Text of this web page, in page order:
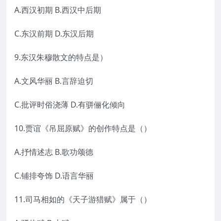
A.西汉初期 B.西汉中后期
C.东汉前期 D.东汉后期
9.东汉朱穆散文的特点是）
A.文风华丽 B.言辞迫切
C.批评时俗浇薄 D.有骈俪化倾向
10.贾谊《吊屈原赋》的创作特点是（）
A.抒情述志 B.歌功颂德
C.铺排夸饰 D.语言华丽
11.司马相如的《天子游猎赋》属于（）